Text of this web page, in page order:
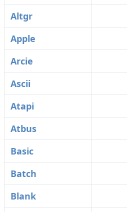
Altgr
Apple
Arcie
Ascii
Atapi
Atbus
Basic
Batch
Blank